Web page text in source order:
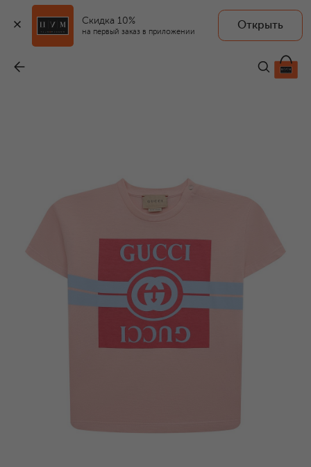
Скидка 10%
на первый заказ в приложении
Открыть
11 500 ₽